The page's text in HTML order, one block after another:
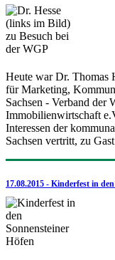
Heute war Dr. Thomas
für Marketing,
Sachsen - Verband der
Immobilienwirtschaft
Interessen der
Sachsen vertritt, zu
17.08.2015 - Kinderfest in